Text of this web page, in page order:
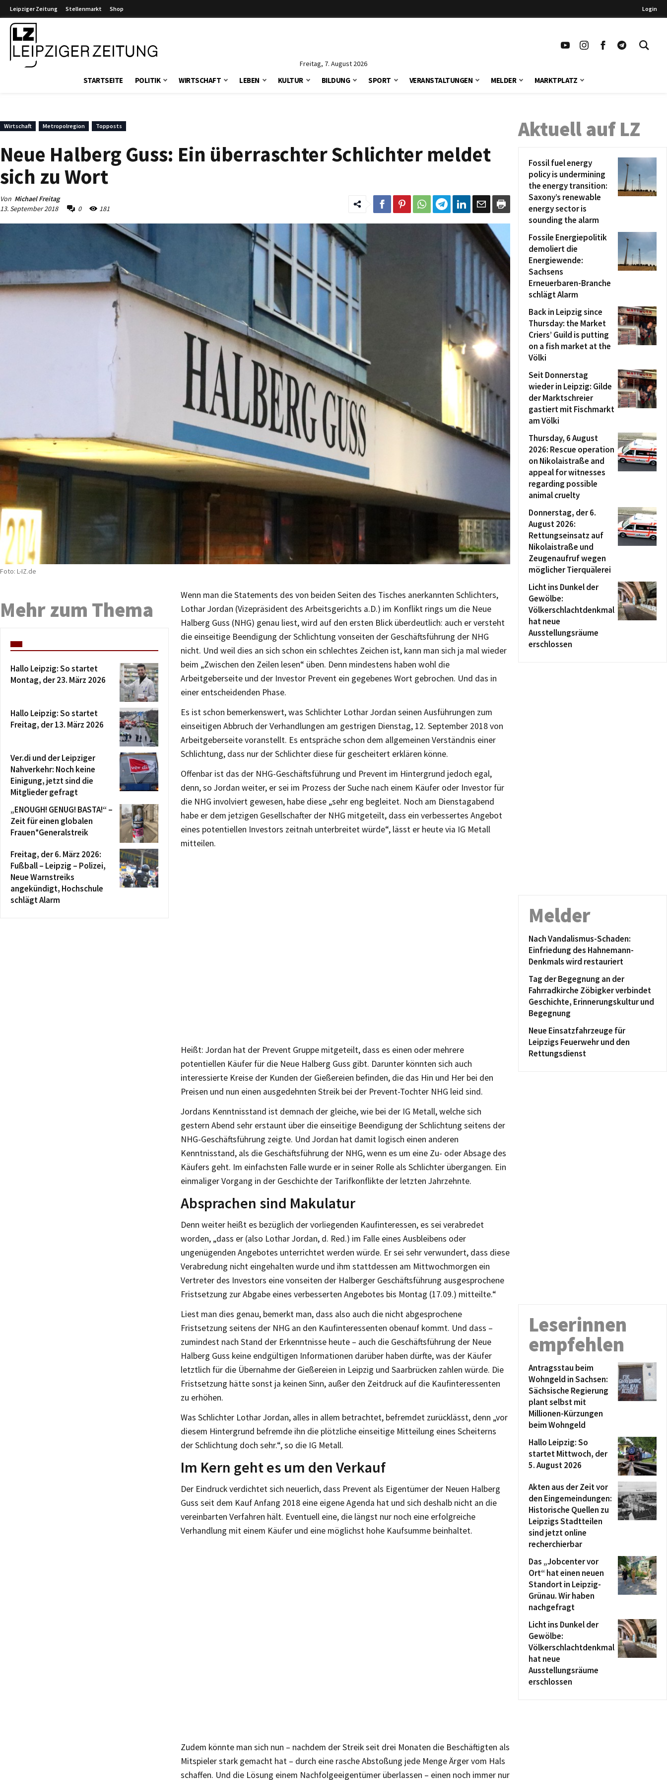
Leipziger Zeitung Stellenmarkt Shop Login
Freitag, 7. August 2026
STARTSEITE POLITIK WIRTSCHAFT LEBEN KULTUR BILDUNG SPORT VERANSTALTUNGEN MELDER MARKTPLATZ
Wirtschaft Metropolregion Topposts
Neue Halberg Guss: Ein überraschter Schlichter meldet
sich zu Wort
Von Michael Freitag
13. September 2018
0 181
Foto: L-IZ.de
Wenn man die Statements des von beiden Seiten des Tisches anerkannten Schlichters,
Lothar Jordan (Vizepräsident des Arbeitsgerichts a.D.) im Konflikt rings um die Neue
Halberg Guss (NHG) genau liest, wird auf den ersten Blick überdeutlich: auch er versteht
die einseitige Beendigung der Schlichtung vonseiten der Geschäftsführung der NHG
nicht. Und weil dies an sich schon ein schlechtes Zeichen ist, kann man sich ja mal wieder
beim „Zwischen den Zeilen lesen“ üben. Denn mindestens haben wohl die
Arbeitgeberseite und der Investor Prevent ein gegebenes Wort gebrochen. Und das in
einer entscheidenden Phase.
Es ist schon bemerkenswert, was Schlichter Lothar Jordan seinen Ausführungen zum
einseitigen Abbruch der Verhandlungen am gestrigen Dienstag, 12. September 2018 von
Arbeitgeberseite voranstellt. Es entspräche schon dem allgemeinen Verständnis einer
Schlichtung, dass nur der Schlichter diese für gescheitert erklären könne.
Offenbar ist das der NHG-Geschäftsführung und Prevent im Hintergrund jedoch egal,
denn, so Jordan weiter, er sei im Prozess der Suche nach einem Käufer oder Investor für
die NHG involviert gewesen, habe diese „sehr eng begleitet. Noch am Dienstagabend
habe er dem jetzigen Gesellschafter der NHG mitgeteilt, dass ein verbessertes Angebot
eines potentiellen Investors zeitnah unterbreitet würde“, lässt er heute via IG Metall
mitteilen.
Heißt: Jordan hat der Prevent Gruppe mitgeteilt, dass es einen oder mehrere
potentiellen Käufer für die Neue Halberg Guss gibt. Darunter könnten sich auch
interessierte Kreise der Kunden der Gießereien befinden, die das Hin und Her bei den
Preisen und nun einen ausgedehnten Streik bei der Prevent-Tochter NHG leid sind.
Jordans Kenntnisstand ist demnach der gleiche, wie bei der IG Metall, welche sich
gestern Abend sehr erstaunt über die einseitige Beendigung der Schlichtung seitens der
NHG-Geschäftsführung zeigte. Und Jordan hat damit logisch einen anderen
Kenntnisstand, als die Geschäftsführung der NHG, wenn es um eine Zu- oder Absage des
Käufers geht. Im einfachsten Falle wurde er in seiner Rolle als Schlichter übergangen. Ein
einmaliger Vorgang in der Geschichte der Tarifkonflikte der letzten Jahrzehnte.
Absprachen sind Makulatur
Denn weiter heißt es bezüglich der vorliegenden Kaufinteressen, es sei verabredet
worden, „dass er (also Lothar Jordan, d. Red.) im Falle eines Ausbleibens oder
ungenügenden Angebotes unterrichtet werden würde. Er sei sehr verwundert, dass diese
Verabredung nicht eingehalten wurde und ihm stattdessen am Mittwochmorgen ein
Vertreter des Investors eine vonseiten der Halberger Geschäftsführung ausgesprochene
Fristsetzung zur Abgabe eines verbesserten Angebotes bis Montag (17.09.) mitteilte.“
Liest man dies genau, bemerkt man, dass also auch die nicht abgesprochene
Fristsetzung seitens der NHG an den Kaufinteressenten obenauf kommt. Und dass –
zumindest nach Stand der Erkenntnisse heute – auch die Geschäftsführung der Neue
Halberg Guss keine endgültigen Informationen darüber haben dürfte, was der Käufer
letztlich für die Übernahme der Gießereien in Leipzig und Saarbrücken zahlen würde. Die
Fristsetzung hätte sonst ja keinen Sinn, außer den Zeitdruck auf die Kaufinteressenten
zu erhöhen.
Was Schlichter Lothar Jordan, alles in allem betrachtet, befremdet zurücklässt, denn „vor
diesem Hintergrund befremde ihn die plötzliche einseitige Mitteilung eines Scheiterns
der Schlichtung doch sehr.“, so die IG Metall.
Im Kern geht es um den Verkauf
Der Eindruck verdichtet sich neuerlich, dass Prevent als Eigentümer der Neuen Halberg
Guss seit dem Kauf Anfang 2018 eine eigene Agenda hat und sich deshalb nicht an die
vereinbarten Verfahren hält. Eventuell eine, die längst nur noch eine erfolgreiche
Verhandlung mit einem Käufer und eine möglichst hohe Kaufsumme beinhaltet.
Zudem könnte man sich nun – nachdem der Streik seit drei Monaten die Beschäftigten als
Mitspieler stark gemacht hat – durch eine rasche Abstoßung jede Menge Ärger vom Hals
schaffen. Und die Lösung einem Nachfolgeeigentümer überlassen – einen noch immer nur
Mehr zum Thema
Hallo Leipzig: So startet
Montag, der 23. März 2026
Hallo Leipzig: So startet
Freitag, der 13. März 2026
Ver.di und der Leipziger
Nahverkehr: Noch keine
Einigung, jetzt sind die
Mitglieder gefragt
„ENOUGH! GENUG! BASTA!“ –
Zeit für einen globalen
Frauen*Generalstreik
Freitag, der 6. März 2026:
Fußball – Leipzig – Polizei,
Neue Warnstreiks
angekündigt, Hochschule
schlägt Alarm
Aktuell auf LZ
Fossil fuel energy
policy is undermining
the energy transition:
Saxony’s renewable
energy sector is
sounding the alarm
Fossile Energiepolitik
demoliert die
Energiewende:
Sachsens
Erneuerbaren-Branche
schlägt Alarm
Back in Leipzig since
Thursday: the Market
Criers’ Guild is putting
on a fish market at the
Völki
Seit Donnerstag
wieder in Leipzig: Gilde
der Marktschreier
gastiert mit Fischmarkt
am Völki
Thursday, 6 August
2026: Rescue operation
on Nikolaistraße and
appeal for witnesses
regarding possible
animal cruelty
Donnerstag, der 6.
August 2026:
Rettungseinsatz auf
Nikolaistraße und
Zeugenaufruf wegen
möglicher Tierquälerei
Licht ins Dunkel der
Gewölbe:
Völkerschlachtdenkmal
hat neue
Ausstellungsräume
erschlossen
Melder
Nach Vandalismus-Schaden:
Einfriedung des Hahnemann-
Denkmals wird restauriert
Tag der Begegnung an der
Fahrradkirche Zöbigker verbindet
Geschichte, Erinnerungskultur und
Begegnung
Neue Einsatzfahrzeuge für
Leipzigs Feuerwehr und den
Rettungsdienst
Leserinnen
empfehlen
Antragsstau beim
Wohngeld in Sachsen:
Sächsische Regierung
plant selbst mit
Millionen-Kürzungen
beim Wohngeld
Hallo Leipzig: So
startet Mittwoch, der
5. August 2026
Akten aus der Zeit vor
den Eingemeindungen:
Historische Quellen zu
Leipzigs Stadtteilen
sind jetzt online
recherchierbar
Das „Jobcenter vor
Ort“ hat einen neuen
Standort in Leipzig-
Grünau. Wir haben
nachgefragt
Licht ins Dunkel der
Gewölbe:
Völkerschlachtdenkmal
hat neue
Ausstellungsräume
erschlossen